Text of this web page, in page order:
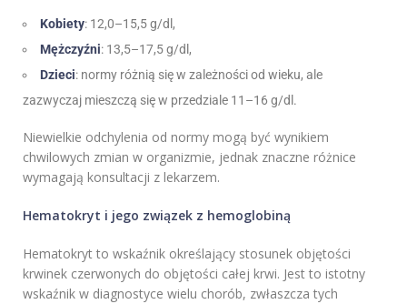
Kobiety: 12,0–15,5 g/dl,
Mężczyźni: 13,5–17,5 g/dl,
Dzieci: normy różnią się w zależności od wieku, ale
zazwyczaj mieszczą się w przedziale 11–16 g/dl.
Niewielkie odchylenia od normy mogą być wynikiem
chwilowych zmian w organizmie, jednak znaczne różnice
wymagają konsultacji z lekarzem.
Hematokryt i jego związek z hemoglobiną
Hematokryt to wskaźnik określający stosunek objętości
krwinek czerwonych do objętości całej krwi. Jest to istotny
wskaźnik w diagnostyce wielu chorób, zwłaszcza tych